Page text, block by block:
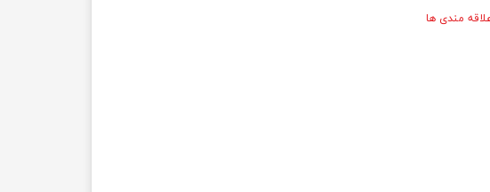
مندی ها